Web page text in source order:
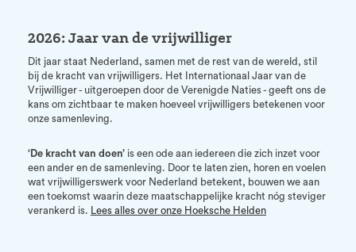
2026: Jaar van de vrijwilliger
Dit jaar staat Nederland, samen met de rest van de wereld, stil
bij de kracht van vrijwilligers. Het Internationaal Jaar van de
Vrijwilliger - uitgeroepen door de Verenigde Naties - geeft ons de
kans om zichtbaar te maken hoeveel vrijwilligers betekenen voor
onze samenleving.
‘De kracht van doen’ is een ode aan iedereen die zich inzet voor
een ander en de samenleving. Door te laten zien, horen en voelen
wat vrijwilligerswerk voor Nederland betekent, bouwen we aan
een toekomst waarin deze maatschappelijke kracht nóg steviger
verankerd is. Lees alles over onze Hoeksche Helden